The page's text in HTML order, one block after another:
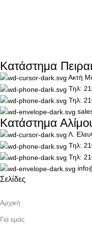
Κατάστημα
Ακτή
Τηλ:
Τηλ:
Κατάστημα
Λ.
Τηλ:
Τηλ:
Σελίδες
Αρχική
Για εμάς